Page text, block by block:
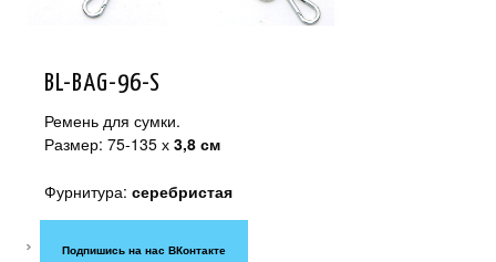
BL-BAG-96-S
Ремень для сумки.
Размер: 75-135 х 3,8 см
Фурнитура: серебристая
Подпишись на нас ВКонтакте